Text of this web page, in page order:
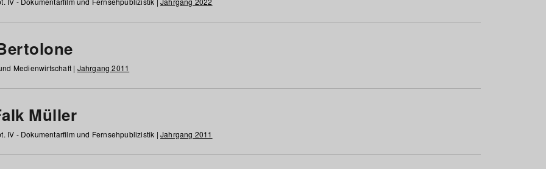
Medienwirtschaft | Jahrgang 2011
Müller
IV - Dokumentarfilm und Fernsehpublizistik | Jahrgang 2011